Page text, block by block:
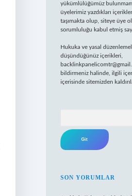
yükümlülüğümüz
üyelerimiz yazdıkları
taşımakta olup, siteye üye
sorumluluğu kabul etmiş
Hukuka ve yasal
düşündüğünüz içerikleri,
bildirmeniz halinde, ilgili
içerisinde sitemizden
SON YORUMLAR